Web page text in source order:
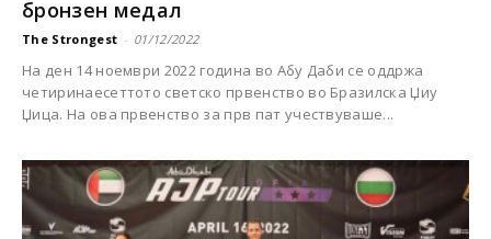
бронзен медал
The Strongest - 01/12/2022
На ден 14 ноември 2022 година во Абу Даби се оддржа
четиринаесеттото светско првенство во Бразилска Џиу
Џица. На ова првенство за прв пат учествуваше...